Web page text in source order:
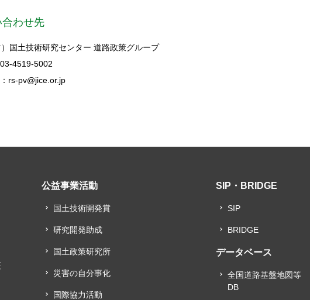
合わせ先
）国土技術研究センター 道路政策グループ
4519-5002
rs-pv@jice.or.jp
公益事業活動
国土技術開発賞
研究開発助成
国土政策研究所
災害の自分事化
国際協力活動
SIP・BRIDGE
SIP
BRIDGE
データベース
全国道路基盤地図等
DB